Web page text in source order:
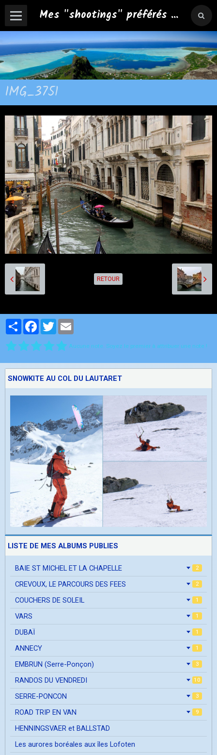
Mes "shootings" préférés ...
IMG_3751
RETOUR
PartagerFacebook
Twitter
Aucune note. Soyez le premier à attribuer une note !
SNOWKITE AU COL DU LAUTARET
LISTE DE MES ALBUMS PUBLIES
BAIE ST MICHEL ET LA CHAPELLE 2
CREVOUX, LE PARCOURS DES FEES 2
COUCHERS DE SOLEIL 1
VARS 1
DUBAÏ 1
ANNECY 1
EMBRUN (Serre-Ponçon) 3
RANDOS DU VENDREDI 10
SERRE-PONCON 3
ROAD TRIP EN VAN 9
HENNINGSVAER et BALLSTAD
Les aurores boréales aux îles Lofoten